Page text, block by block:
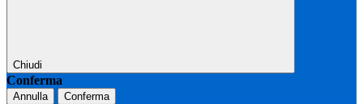
Chiudi
Conferma
Annulla Conferma